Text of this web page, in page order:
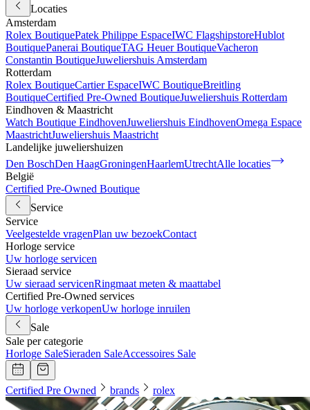
Locaties
Amsterdam
Rolex BoutiquePatek Philippe EspaceIWC FlagshipstoreHublot
BoutiquePanerai BoutiqueTAG Heuer BoutiqueVacheron
Constantin BoutiqueJuweliershuis Amsterdam
Rotterdam
Rolex BoutiqueCartier EspaceIWC BoutiqueBreitling
BoutiqueCertified Pre-Owned BoutiqueJuweliershuis Rotterdam
Eindhoven & Maastricht
Watch Boutique EindhovenJuweliershuis EindhovenOmega Espace
MaastrichtJuweliershuis Maastricht
Landelijke juweliershuizen
Den BoschDen HaagGroningenHaarlemUtrechtAlle locaties
België
Certified Pre-Owned Boutique
Service
Service
Veelgestelde vragenPlan uw bezoekContact
Horloge service
Uw horloge servicen
Sieraad service
Uw sieraad servicenRingmaat meten & maattabel
Certified Pre-Owned services
Uw horloge verkopenUw horloge inruilen
Sale
Sale per categorie
Horloge SaleSieraden SaleAccessoires Sale
Certified Pre Owned brands rolex